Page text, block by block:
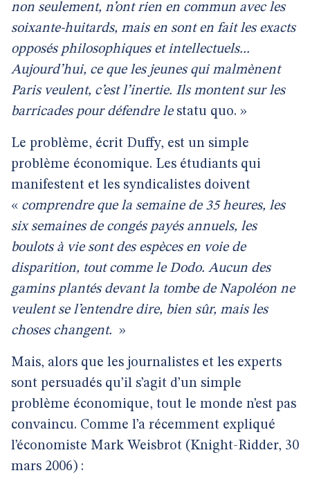
non seulement, n’ont rien en commun avec les
soixante-huitards, mais en sont en fait les exacts
opposés philosophiques et intellectuels...
Aujourd’hui, ce que les jeunes qui malmènent
Paris veulent, c’est l’inertie. Ils montent sur les
barricades pour défendre le statu quo. »
Le problème, écrit Duffy, est un simple
problème économique. Les étudiants qui
manifestent et les syndicalistes doivent
« comprendre que la semaine de 35 heures, les
six semaines de congés payés annuels, les
boulots à vie sont des espèces en voie de
disparition, tout comme le Dodo. Aucun des
gamins plantés devant la tombe de Napoléon ne
veulent se l’entendre dire, bien sûr, mais les
choses changent. »
Mais, alors que les journalistes et les experts
sont persuadés qu’il s’agit d’un simple
problème économique, tout le monde n’est pas
convaincu. Comme l’a récemment expliqué
l’économiste Mark Weisbrot (Knight-Ridder, 30
mars 2006) :